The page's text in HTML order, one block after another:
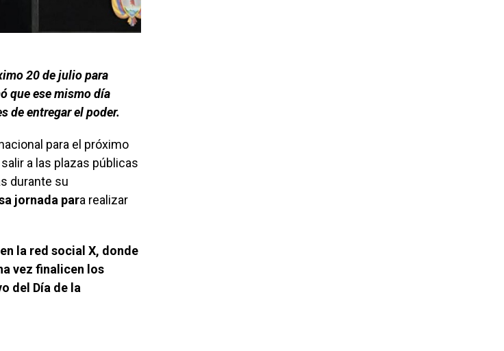
20 de julio para
que ese mismo día
de entregar el poder.
para el próximo
a las plazas públicas
durante su
jornada para realizar
la red social X, donde
vez finalicen los
del Día de la